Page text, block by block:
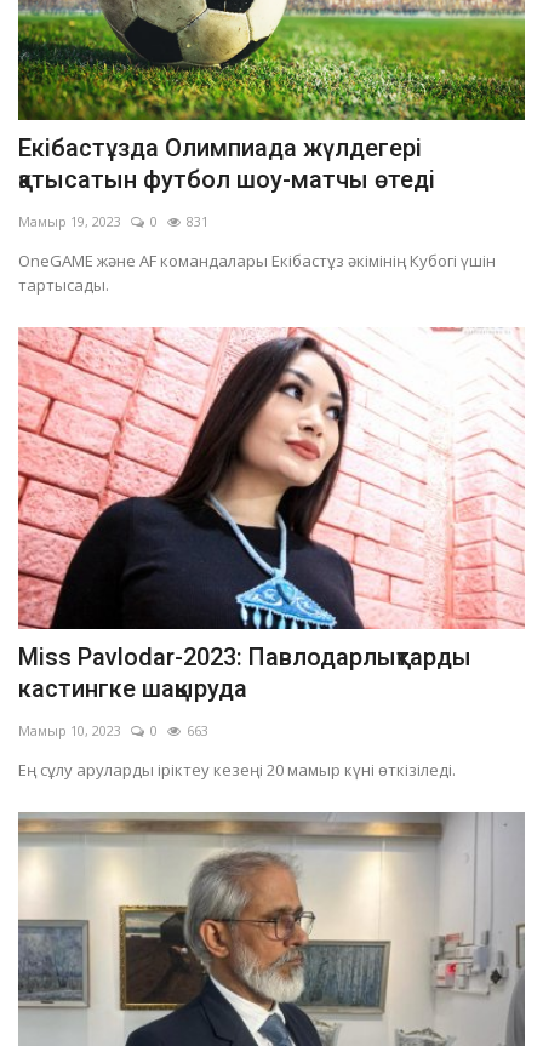
Екібастұзда Олимпиада жүлдегері
қатысатын футбол шоу-матчы өтеді
Мамыр 19, 2023 0 831
OneGAME және AF командалары Екібастұз әкімінің Кубогі үшін
тартысады.
Miss Pavlodar-2023: Павлодарлықтарды
кастингке шақыруда
Мамыр 10, 2023 0 663
Ең сұлу аруларды іріктеу кезеңі 20 мамыр күні өткізіледі.